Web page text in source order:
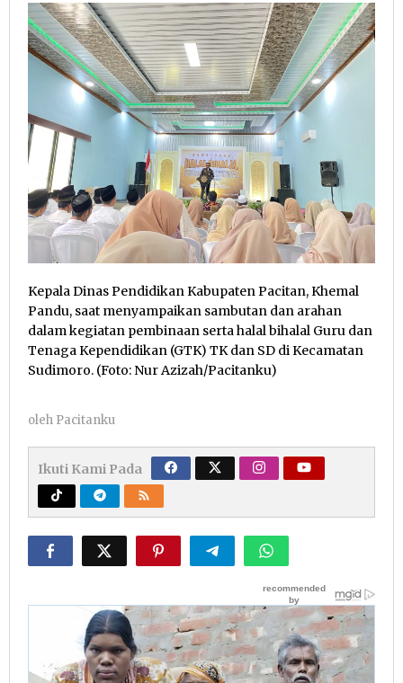
Kepala Dinas Pendidikan Kabupaten Pacitan, Khemal
Pandu, saat menyampaikan sambutan dan arahan
dalam kegiatan pembinaan serta halal bihalal Guru dan
Tenaga Kependidikan (GTK) TK dan SD di Kecamatan
Sudimoro. (Foto: Nur Azizah/Pacitanku)
oleh Pacitanku
Ikuti Kami Pada